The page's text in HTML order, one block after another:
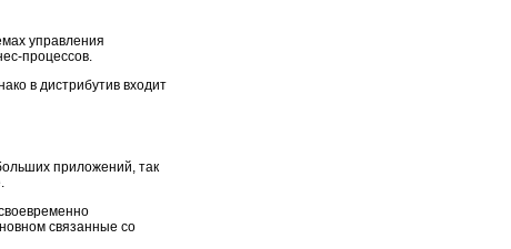
управления
процессов.
в дистрибутив входит
приложений, так
связанные со